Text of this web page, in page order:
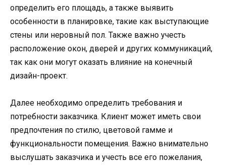
определить его площадь, а также выявить
особенности в планировке, такие как выступающие
стены или неровный пол. Также важно учесть
расположение окон, дверей и других коммуникаций,
так как они могут оказать влияние на конечный
дизайн-проект.
Далее необходимо определить требования и
потребности заказчика. Клиент может иметь свои
предпочтения по стилю, цветовой гамме и
функциональности помещения. Важно внимательно
выслушать заказчика и учесть все его пожелания,